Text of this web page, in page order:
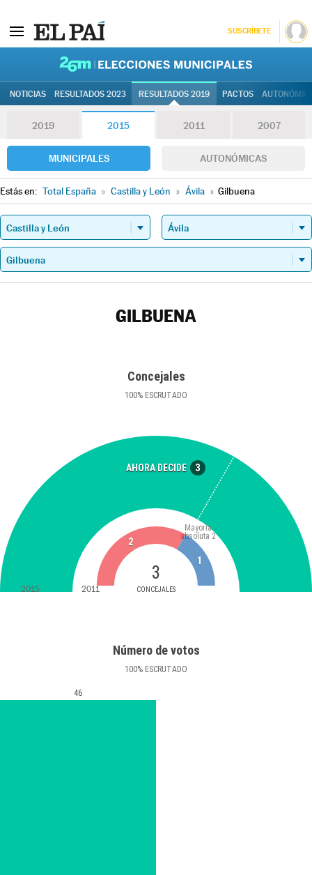
SUSCRÍBETE
NOTICIAS RESULTADOS 2023 RESULTADOS 2019 PACTOS
2019 2015 2011 2007
MUNICIPALES AUTONÓMICAS
Estás en: Total España » Castilla y León » Ávila » Gilbuena
GILBUENA
Concejales
100% ESCRUTADO
AHORA DECIDE 3
3
CONCEJALES
Mayoría
absoluta 2
2
1
2015 2011
Número de votos
100% ESCRUTADO
46